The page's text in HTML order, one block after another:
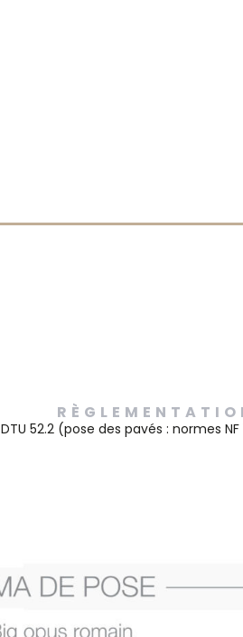
DTU 52.2 (pose des pavés : normes NF